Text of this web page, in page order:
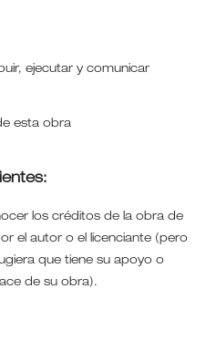
ejecutar y comunicar
esta obra
los créditos de la obra de
el autor o el licenciante (pero
que tiene su apoyo o
de su obra).